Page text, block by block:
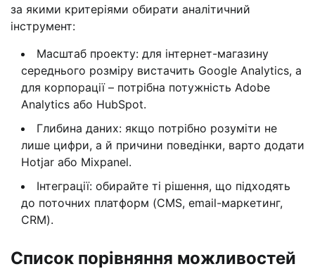
за якими критеріями обирати аналітичний
інструмент:
Масштаб проекту: для інтернет-магазину
середнього розміру вистачить Google Analytics, а
для корпорації – потрібна потужність Adobe
Analytics або HubSpot.
Глибина даних: якщо потрібно розуміти не
лише цифри, а й причини поведінки, варто додати
Hotjar або Mixpanel.
Інтеграції: обирайте ті рішення, що підходять
до поточних платформ (CMS, email-маркетинг,
CRM).
Список порівняння можливостей